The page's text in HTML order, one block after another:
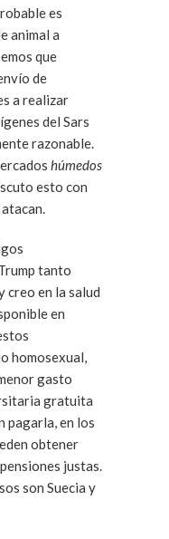
es
animal a
que
de
a realizar
del Sars
razonable.
húmedos
esto con
creo en la salud
en
homosexual,
gasto
gratuita
pagarla, en los
obtener
justas.
son Suecia y